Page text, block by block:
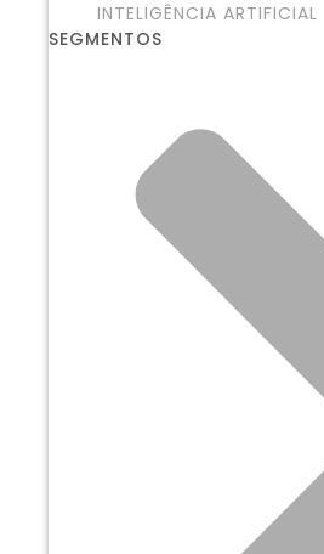
INTELIGÊNCIA ARTIFICIAL
SEGMENTOS